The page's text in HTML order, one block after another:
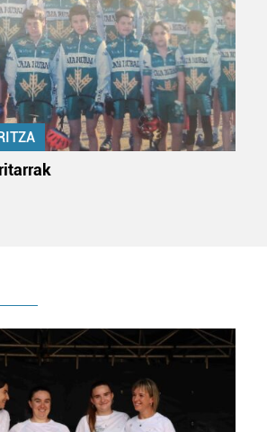
asmoz, cookie teknologiaz
hau onartuz gero, teknologia hori
esplizitua ematen diguzu.Gehiago